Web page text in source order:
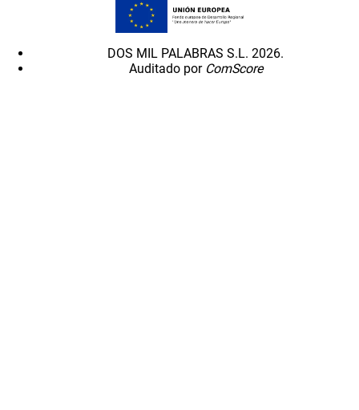
DOS MIL PALABRAS S.L. 2026.
Auditado por ComScore